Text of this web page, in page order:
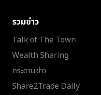
รวมข่าว
Talk of The Town
Wealth Sharing
กระดานข่าว
Share2Trade Daily